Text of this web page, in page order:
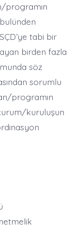
programın
tabi bir
birden fazla
söz
sorumlu
programın
kuruluşun